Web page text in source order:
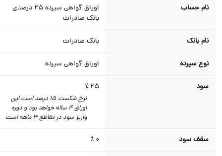
نام حساب
اوراق گواهی سپرده 25 درصدی
بانک صادرات
نام بانک بانک صادرات
نوع سپرده اوراق گواهی سپرده
سود
نرخ شکست 15 درصد است این
اوراق 4 ساله خواهد بود و دوره
واریز سود در مقاطع 3 ماهه است
سقف سود